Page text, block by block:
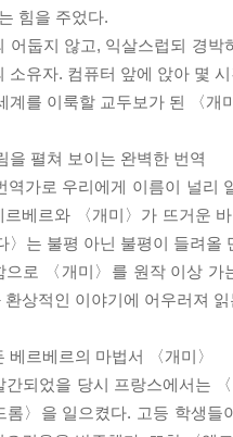
힘을 주었다.
어둡지 않고, 익살스럽되 경
소유자. 컴퓨터 앞에 앉아 몇
계를 이룩할 교두보가 된 〈
을 펼쳐 보이는 완벽한 번역
역가로 우리에게 이름이 널리
르베르와 〈개미〉가 뜨거운
〉는 불평 아닌 불평이 들려
으로 〈개미〉를 원작 이상
환상적인 이야기에 어우러져
베르베르의 마법서 〈개미〉
간되었을 당시 프랑스에서는
롬〉을 일으켰다. 고등 학생